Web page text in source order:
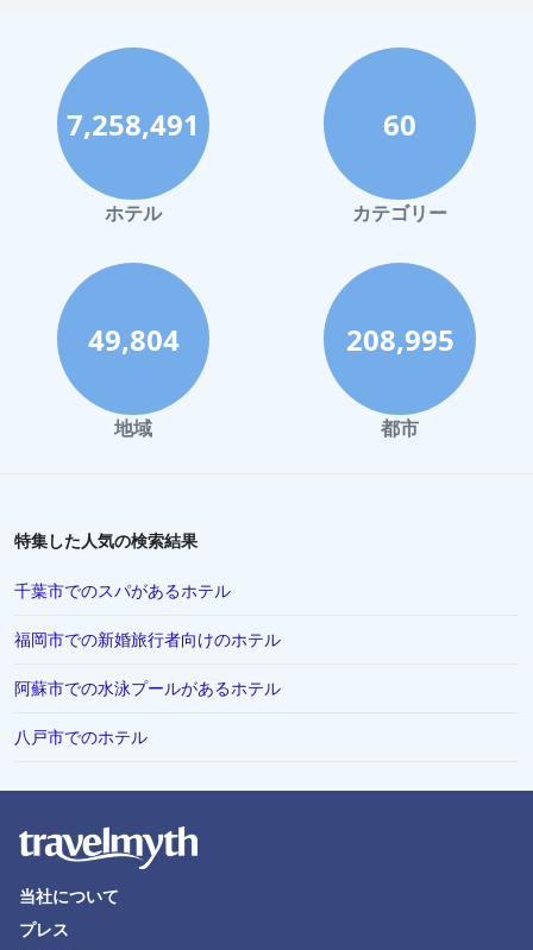
神戸市でのホテル
宮古島でのホテル
函館市でのホテル
ハワイイでのホテル
鎌倉市でのホテル
小樽市でのホテル
熊本市でのホテル
洞爺湖でのホテル
尾道市でのホテル
水戸市でのホテル
甲府市でのホテル
津市でのホテル
下関市でのホテル
松江市でのホテル
いわき市でのホテル
犬山市でのホテル
7,258,491
ホテル
60
カテゴリー
49,804
地域
208,995
都市
特集した人気の検索結果
千葉市でのスパがあるホテル
福岡市での新婚旅行者向けのホテル
阿蘇市での水泳プールがあるホテル
八戸市でのホテル
当社について
プレス